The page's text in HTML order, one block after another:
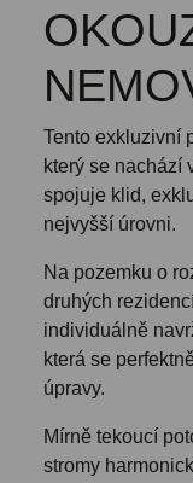
Tento exkluzivní
který se nachází
spojuje klid,
nejvyšší úrovni.
Na pozemku o
druhých
individuálně
která se
úpravy.
Mírně tekoucí
stromy